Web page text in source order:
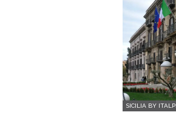
SICILIA BY